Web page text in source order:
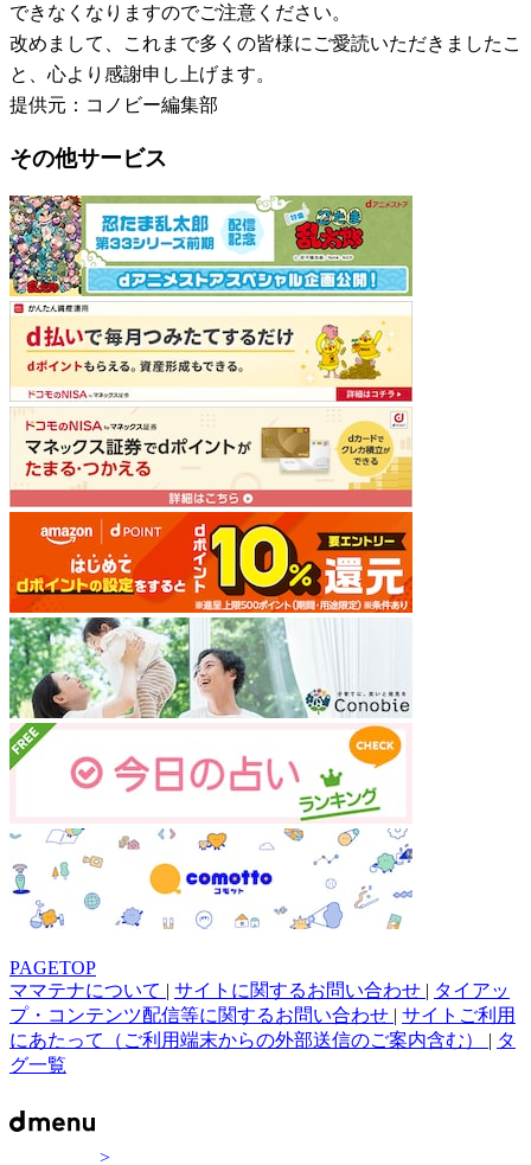
できなくなりますのでご注意ください。
改めまして、これまで多くの皆様にご愛読いただきましたこ
と、心より感謝申し上げます。
提供元：コノビー編集部
その他サービス
PAGETOP
ママテナについて | サイトに関するお問い合わせ | タイアッ
プ・コンテンツ配信等に関するお問い合わせ | サイトご利用
にあたって（ご利用端末からの外部送信のご案内含む） | タ
グ一覧
>